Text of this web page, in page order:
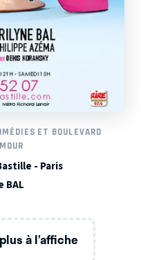
ET BOULEVARD
- Paris
BAL
à l’affiche